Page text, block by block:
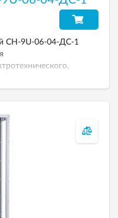
СН-9U-06-04-ДС-1
каленым